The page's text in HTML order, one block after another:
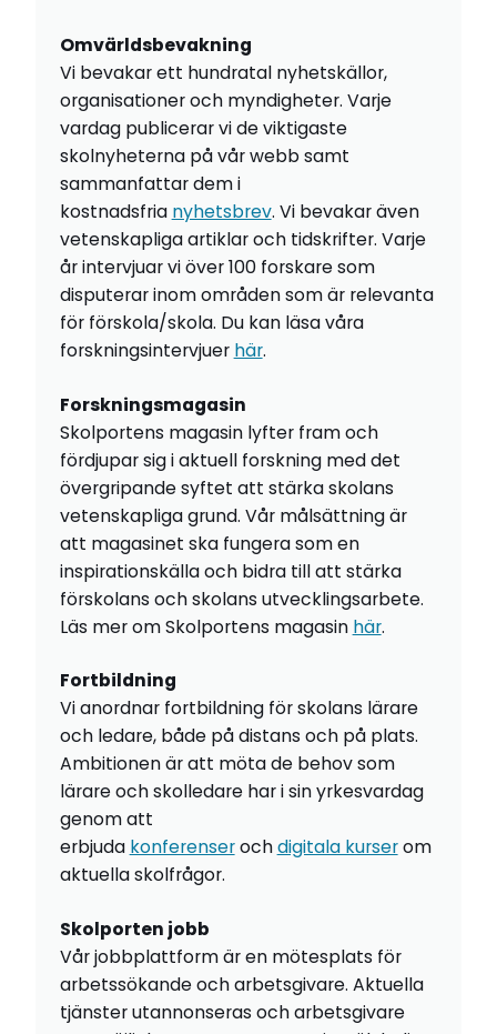
Omvärldsbevakning
Vi bevakar ett hundratal nyhetskällor,
organisationer och myndigheter. Varje
vardag publicerar vi de viktigaste
skolnyheterna på vår webb samt
sammanfattar dem i
kostnadsfria nyhetsbrev. Vi bevakar även
vetenskapliga artiklar och tidskrifter. Varje
år intervjuar vi över 100 forskare som
disputerar inom områden som är relevanta
för förskola/skola. Du kan läsa våra
forskningsintervjuer här.
Forskningsmagasin
Skolportens magasin lyfter fram och
fördjupar sig i aktuell forskning med det
övergripande syftet att stärka skolans
vetenskapliga grund. Vår målsättning är
att magasinet ska fungera som en
inspirationskälla och bidra till att stärka
förskolans och skolans utvecklingsarbete.
Läs mer om Skolportens magasin här.
Fortbildning
Vi anordnar fortbildning för skolans lärare
och ledare, både på distans och på plats.
Ambitionen är att möta de behov som
lärare och skolledare har i sin yrkesvardag
genom att
erbjuda konferenserochdigitala kurserom
aktuella skolfrågor.
Skolporten jobb
Vår jobbplattform är en mötesplats för
arbetssökande och arbetsgivare. Aktuella
tjänster utannonseras och arbetsgivare